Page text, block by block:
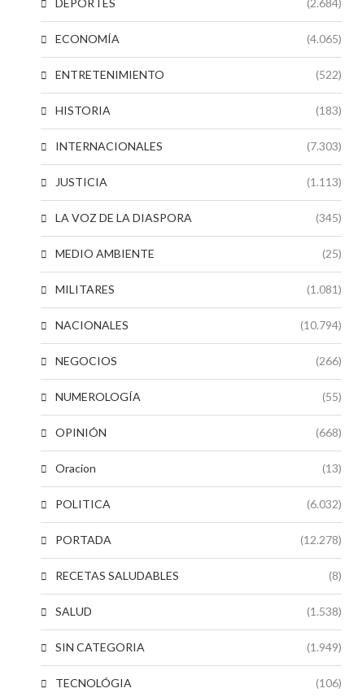
DEPORTES (2.684)
ECONOMÍA (4.065)
ENTRETENIMIENTO (522)
HISTORIA (183)
INTERNACIONALES (7.303)
JUSTICIA (1.113)
LA VOZ DE LA DIASPORA (345)
MEDIO AMBIENTE (25)
MILITARES (1.081)
NACIONALES (10.794)
NEGOCIOS (266)
NUMEROLOGÍA (55)
OPINIÓN (668)
Oracion (13)
POLITICA (6.032)
PORTADA (12.278)
RECETAS SALUDABLES (8)
SALUD (1.538)
SIN CATEGORIA (1.949)
TECNOLÓGIA (106)